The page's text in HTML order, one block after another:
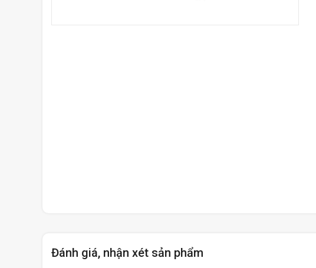
Đánh giá, nhận xét sản phẩm